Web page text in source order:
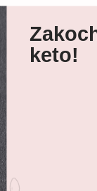
keto!